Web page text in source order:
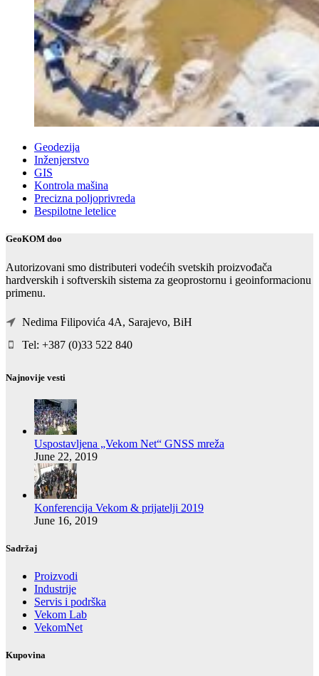
Geodezija
Inženjerstvo
GIS
Kontrola mašina
Precizna poljoprivreda
Bespilotne letelice
GeoKOM doo
Autorizovani smo distributeri vodećih svetskih proizvođača
hardverskih i softverskih sistema za geoprostornu i geoinformacionu
primenu.
Nedima Filipovića 4A, Sarajevo, BiH
Tel: +387 (0)33 522 840
Najnovije vesti
Uspostavljena „Vekom Net“ GNSS mreža
June 22, 2019
Konferencija Vekom & prijatelji 2019
June 16, 2019
Sadržaj
Proizvodi
Industrije
Servis i podrška
Vekom Lab
VekomNet
Kupovina